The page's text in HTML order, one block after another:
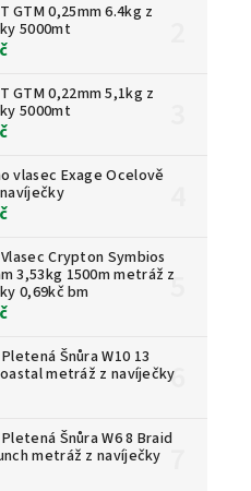
GTM 0,25mm 6.4kg z
5000mt
GTM 0,22mm 5,1kg z
5000mt
vlasec Exage Ocelově
Crypton Symbios
3,53kg 1500m metráž z
0,69kč bm
Šnůra W10 13
metráž z navíječky
Šnůra W6 8 Braid
metráž z navíječky